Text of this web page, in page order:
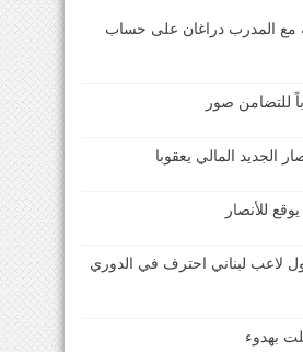
مع المدرب دراغان على حساب
للتضامن صور
الجديد المالي يعقوبا
للأنصار
لاعب لبناني احترف في الدوري
بهدوء